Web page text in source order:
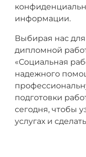
информации.
Выбирая нас
дипломной
«Социальная
надежного
подготовки
сегодня, чтобы
услугах и